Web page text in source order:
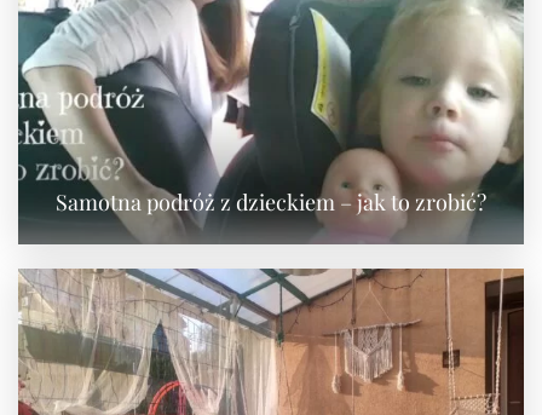
Samotna podróż z dzieckiem – jak to zrobić?